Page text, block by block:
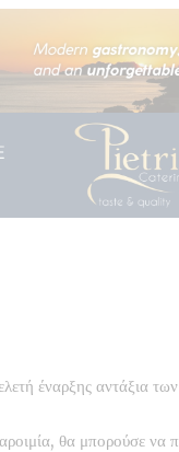
έναρξης αντάξια
θα μπορούσε να